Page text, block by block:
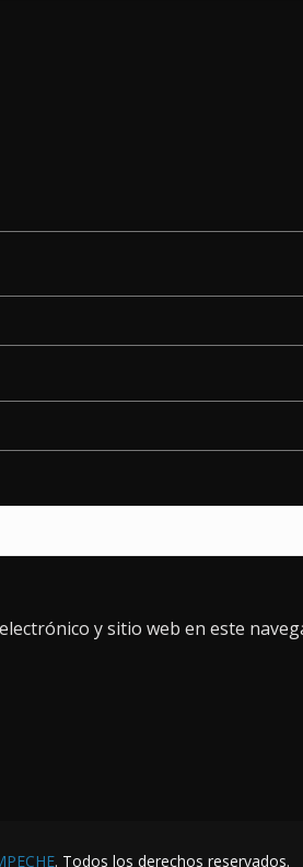
y sitio web en este
. Todos los derechos reservados.